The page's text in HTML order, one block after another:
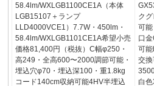
58.4lm/WXLGB1100CE1A（本体
LGB15107＋ランプ
LLD4000VCE1）7.7W・450lm・
58.4lm/WXLGB1101CE1A希望小売
価格81,400円（税抜）C幅φ250・
高249・全高600〜2000調節可能・
埋込穴φ70・埋込深100・重1.8kg
コード140cm収納可能4HV半埋込
ク
可
口
可
交
白